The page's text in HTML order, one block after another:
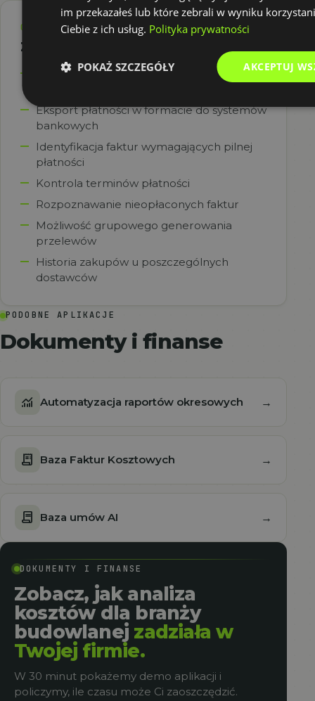
03
Zarządzanie płatnościami
Generowanie przelewów jednym
Eksport płatności w formacie do systemów
bankowych
Identyfikacja faktur wymagających pilnej
płatności
Kontrola terminów płatności
Rozpoznawanie nieopłaconych faktur
Możliwość grupowego generowania
przelewów
Historia zakupów u poszczególnych
dostawców
PODOBNE APLIKACJE
Dokumenty i finanse
monitoring Automatyzacja raportów okresowych →
receipt_long Baza Faktur Kosztowych →
contract Baza umów AI →
DOKUMENTY I FINANSE
Zobacz, jak analiza
kosztów dla branży
budowlanej zadziała w
Twojej firmie.
W 30 minut pokażemy demo aplikacji i
policzymy, ile czasu może Ci zaoszczędzić.
im przekazałeś lub które zebrali w wyniku
Ciebie z ich usług. Polityka prywatności
AKCEPTUJ
POKAŻ SZCZEGÓŁY